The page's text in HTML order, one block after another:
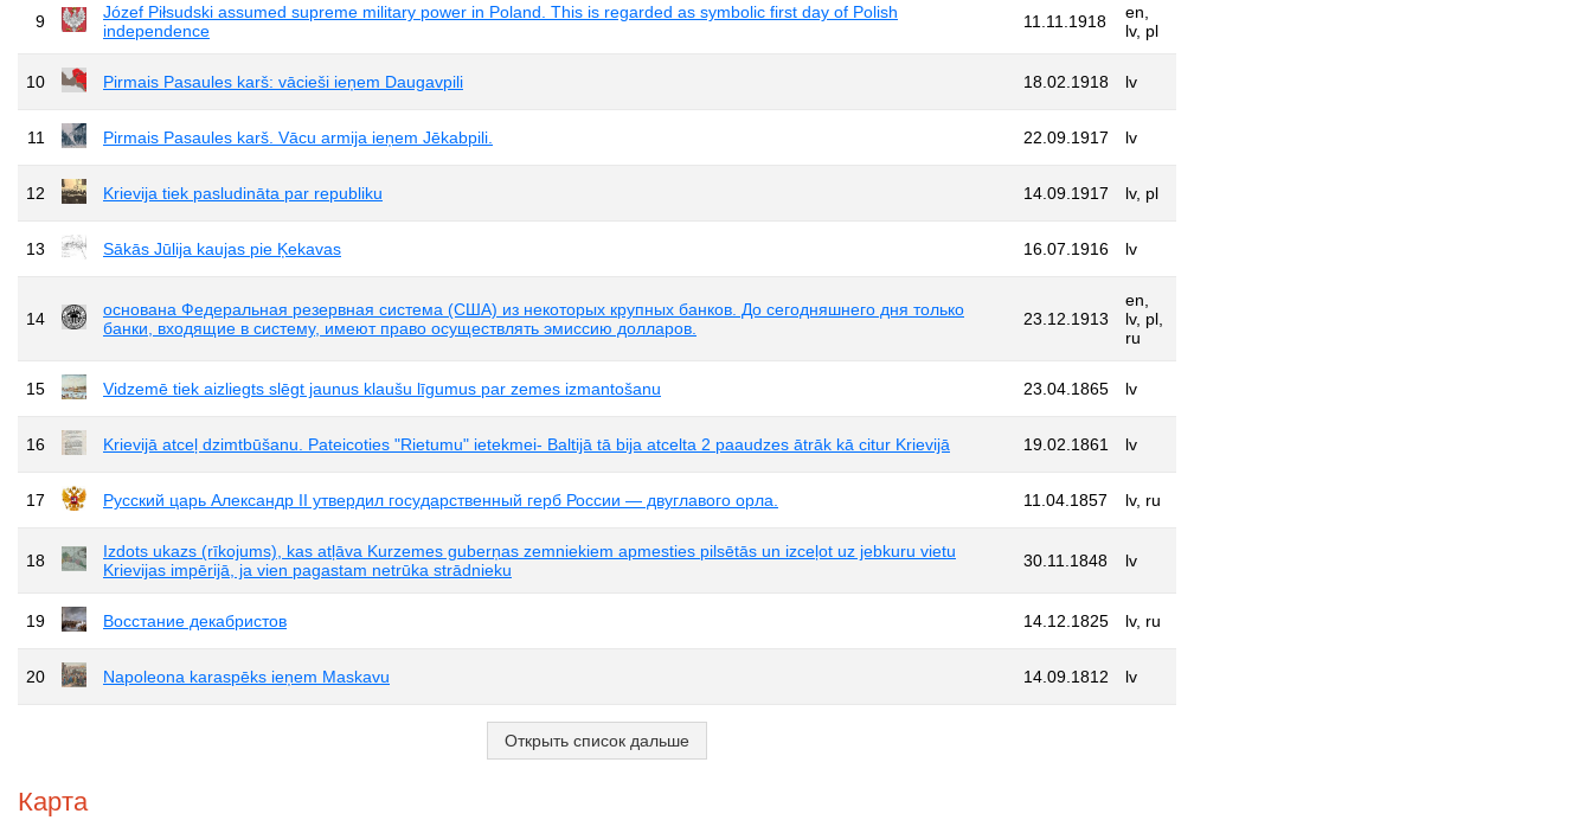
9
Józef Piłsudski assumed supreme military power in Poland. This is regarded as symbolic first day of Polish
independence
11.11.1918
en,
lv, pl
10 Pirmais Pasaules karš: vācieši ieņem Daugavpili 18.02.1918 lv
11 Pirmais Pasaules karš. Vācu armija ieņem Jēkabpili. 22.09.1917 lv
12 Krievija tiek pasludināta par republiku 14.09.1917 lv, pl
13 Sākās Jūlija kaujas pie Ķekavas 16.07.1916 lv
14
основана Федеральная резервная система (США) из некоторых крупных банков. До сегодняшнего дня только
банки, входящие в систему, имеют право осуществлять эмиссию долларов.
23.12.1913
en,
lv, pl,
ru
15 Vidzemē tiek aizliegts slēgt jaunus klaušu līgumus par zemes izmantošanu 23.04.1865 lv
16 Krievijā atceļ dzimtbūšanu. Pateicoties "Rietumu" ietekmei- Baltijā tā bija atcelta 2 paaudzes ātrāk kā citur Krievijā 19.02.1861 lv
17 Русский царь Александр II утвердил государственный герб России — двуглавого орла. 11.04.1857 lv, ru
18
Izdots ukazs (rīkojums), kas atļāva Kurzemes guberņas zemniekiem apmesties pilsētās un izceļot uz jebkuru vietu
Krievijas impērijā, ja vien pagastam netrūka strādnieku
30.11.1848 lv
19 Восстание декабристов 14.12.1825 lv, ru
20 Napoleona karaspēks ieņem Maskavu 14.09.1812 lv
Открыть список дальше
Карта